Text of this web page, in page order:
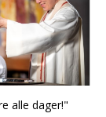
alle dager!"